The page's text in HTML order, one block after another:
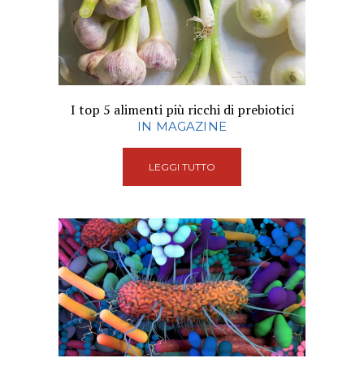
I top 5 alimenti più ricchi di prebiotici
IN MAGAZINE
LEGGI TUTTO